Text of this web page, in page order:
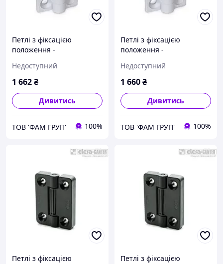
Петлі з фіксацією
положення -
GN 437.4-ZD-60-60-C2-SR
Недоступний
1 662₴
Дивитись
ТОВ 'ФАМ ГРУП' 100%
Петлі з фіксацією
положення -
GN 437.4-ZD-60-60-A2-SR
Недоступний
1 660₴
Дивитись
ТОВ 'ФАМ ГРУП' 100%
Петлі з фіксацією
Петлі з фіксацією